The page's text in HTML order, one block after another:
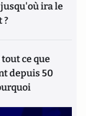
ira le
?
ce que
depuis 50